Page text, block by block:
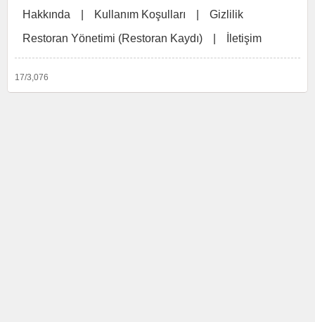
Hakkında Kullanım Koşulları
Gizlilik
Restoran Yönetimi (Restoran Kaydı)
İletişim
17/3,076